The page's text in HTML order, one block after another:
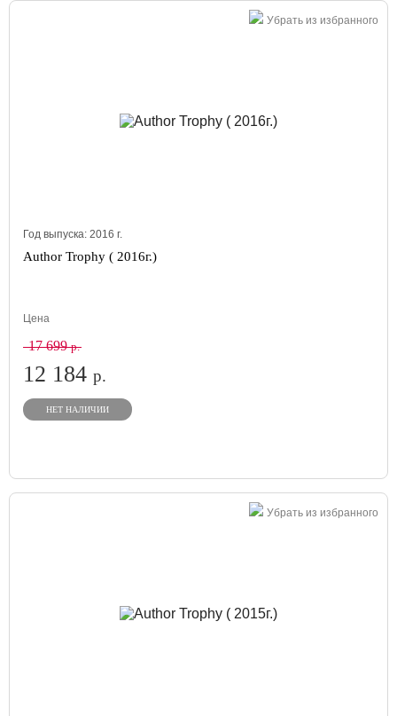
Убрать из избранного
Год выпуска: 2016 г.
Author Trophy ( 2016г.)
Цена
17 699р.
12 184 р.
НЕТ НАЛИЧИИ
Убрать из избранного